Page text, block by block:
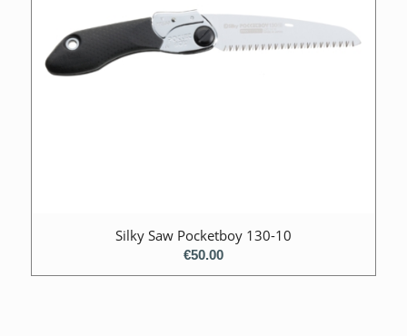
Silky Saw Pocketboy 130-10
€50.00